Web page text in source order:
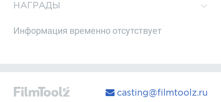
НАГРАДЫ
Информация временно отсутствует
casting@filmtoolz.ru